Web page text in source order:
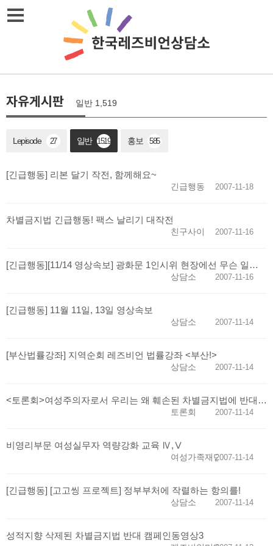
자유게시판 일반 1,519
Lepisode 27 일반 1519 홍보 585
[긴급행동] 리본 달기 작전, 함께해요~
긴급행동 2007-11-18
차별금지법 긴급행동! 팩스 날리기 대작전
친구사이 2007-11-16
[긴급행동][11/14 영상속보] 광화문 1인시위 현장에선 무슨 일이?
상담소 2007-11-16
[긴급행동] 11월 11일, 13일 영상속보
상담소 2007-11-14
[부산법률강좌] 지역순회 레즈비언 법률강좌 <부산!>
상담소 2007-11-14
<토론회>여성주의자로서 우리는 왜 훼손된 차별금지법에 반대하는가
토론회 2007-11-14
비영리부문 여성실무자 역량강화 교육 Ⅳ,Ⅴ
여성가족재단2007-11-14
[긴급행동] [고고씽 프로젝트] 정부부처에 작렬하는 항의를!
상담소 2007-11-14
성적지향 삭제된 차별금지법 반대 캠페인동영상3